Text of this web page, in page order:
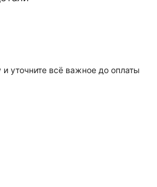
и уточните всё важное до оплаты